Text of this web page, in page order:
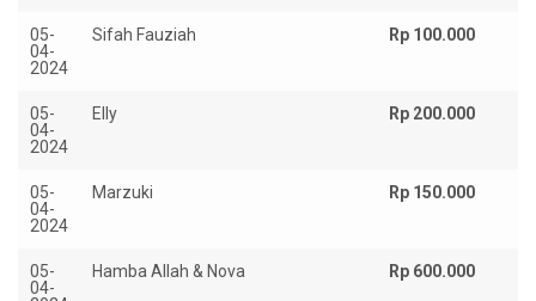
05-
04-
2024
Sifah Fauziah Rp 100.000
05-
04-
2024
Elly Rp 200.000
05-
04-
2024
Marzuki Rp 150.000
05-
04-
Hamba Allah & Nova Rp 600.000